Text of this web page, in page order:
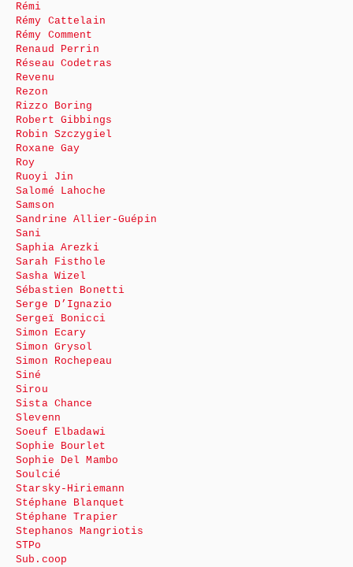
Rémi
Rémy Cattelain
Rémy Comment
Renaud Perrin
Réseau Codetras
Revenu
Rezon
Rizzo Boring
Robert Gibbings
Robin Szczygiel
Roxane Gay
Roy
Ruoyi Jin
Salomé Lahoche
Samson
Sandrine Allier-Guépin
Sani
Saphia Arezki
Sarah Fisthole
Sasha Wizel
Sébastien Bonetti
Serge D’Ignazio
Sergeï Bonicci
Simon Ecary
Simon Grysol
Simon Rochepeau
Siné
Sirou
Sista Chance
Slevenn
Soeuf Elbadawi
Sophie Bourlet
Sophie Del Mambo
Soulcié
Starsky-Hiriemann
Stéphane Blanquet
Stéphane Trapier
Stephanos Mangriotis
STPo
Sub.coop